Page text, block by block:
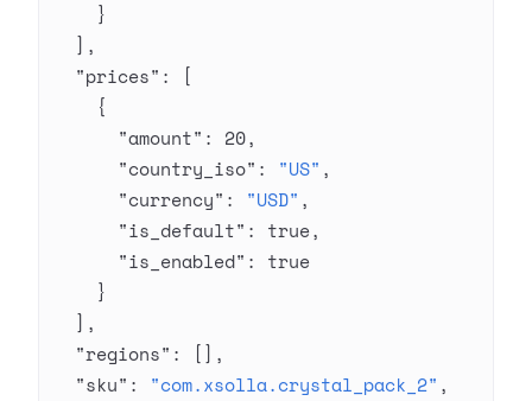
    }
  ],
  "prices"
: [
    {
      "amount"
: 20,
      "country_iso"
: "US" ,
      "currency"
: "USD" ,
      "is_default"
: true,
      "is_enabled"
: true
    }
  ],
  "regions"
: [],
  "sku"
: "com.xsolla.crystal_pack_2" ,